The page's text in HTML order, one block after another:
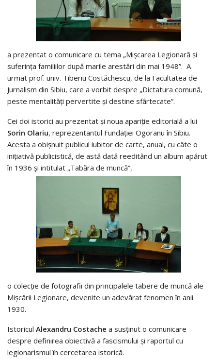
a prezentat o comunicare cu tema „Mișcarea Legionară și
suferința familiilor după marile arestări din mai 1948”. A
urmat prof. univ. Tiberiu Costăchescu, de la Facultatea de
Jurnalism din Sibiu, care a vorbit despre „Dictatura comună,
peste mentalități pervertite și destine sfârtecate”.
Cei doi istorici au prezentat și noua apariție editorială a lui
Sorin Olariu, reprezentantul Fundației Ogoranu în Sibiu.
Acesta a obișnuit publicul iubitor de carte, anual, cu câte o
inițiativă publicistică, de astă dată reeditând un album apărut
în 1936 și intitulat „Tabăra de muncă”,
o colecție de fotografii din principalele tabere de muncă ale
Mișcării Legionare, devenite un adevărat fenomen în anii
1930.
Istoricul Alexandru Costache a susținut o comunicare
despre definirea obiectivă a fascismului și raportul cu
legionarismul în cercetarea istorică.